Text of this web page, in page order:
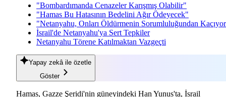
"Bombardımanda Cenazeler Karışmış Olabilir"
"Hamas Bu Hatasının Bedelini Ağır Ödeyecek"
"Netanyahu, Onları Öldürmenin Sorumluluğundan
İsrail'de Netanyahu'ya Sert Tepkiler
Netanyahu Törene Katılmaktan Vazgeçti
Yapay zekâ ile özetle
Göster
Hamas, Gazze Şeridi'nin güneyindeki Han Yunus'ta, İsrail